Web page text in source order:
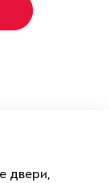
двери,